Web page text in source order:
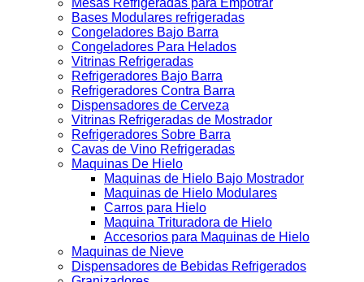
Mesas Refrigeradas para Empotrar
Bases Modulares refrigeradas
Congeladores Bajo Barra
Congeladores Para Helados
Vitrinas Refrigeradas
Refrigeradores Bajo Barra
Refrigeradores Contra Barra
Dispensadores de Cerveza
Vitrinas Refrigeradas de Mostrador
Refrigeradores Sobre Barra
Cavas de Vino Refrigeradas
Maquinas De Hielo
Maquinas de Hielo Bajo Mostrador
Maquinas de Hielo Modulares
Carros para Hielo
Maquina Trituradora de Hielo
Accesorios para Maquinas de Hielo
Maquinas de Nieve
Dispensadores de Bebidas Refrigerados